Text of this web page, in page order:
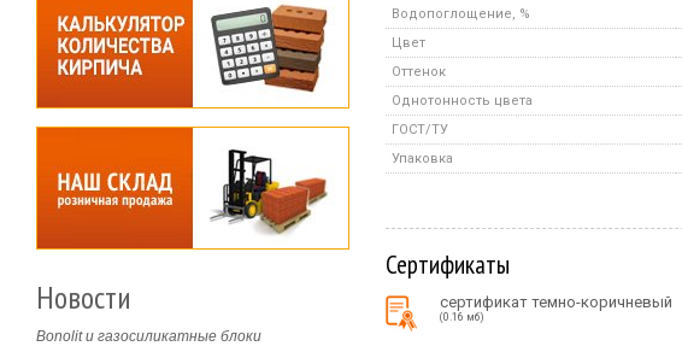
Водопоглощение, %
Цвет
Оттенок
Однотонность цвета
ГОСТ/ТУ
Упаковка
Сертификаты
сертификат темно-коричневый
(0.16 мб)
Новости
Bonolit и газосиликатные блоки